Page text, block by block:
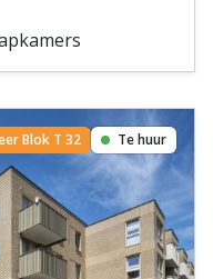
Blok T 32 Te huur